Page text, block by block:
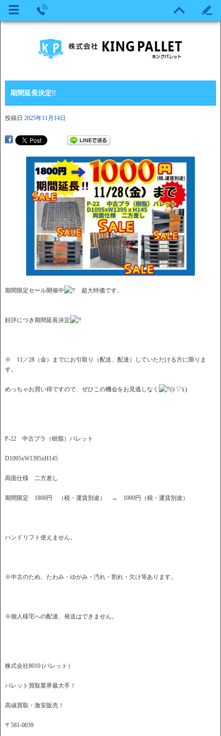
期間延長決定‼
投稿日 2025年11月14日
期間限定セール開催中 超大特価です。
好評につき期間延長決定
※ 11／28（金）までにお引取り（配送、配達）していただける方に限りま
す。
めっちゃお買い得ですので、ぜひこの機会をお見逃しなく (≧▽≦)
P-22 中古プラ（樹脂）パレット
D1095xW1395xH145
両面仕様 二方差し
期間限定 1800円 （税・運賃別途） → 1000円（税・運賃別途）
ハンドリフト使えません。
※中古のため、たわみ・ゆがみ・汚れ・割れ・欠け等あります。
※個人様宅への配達、発送はできません。
株式会社8010 (パレット）
パレット買取業界最大手！
高値買取・激安販売！
〒581-0039